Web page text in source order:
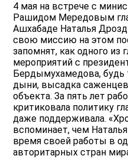
4 мая на встрече с
Рашидом Мередовым
Ашхабаде Наталья
свою миссию на этом
запомнят, как одного из
мероприятий с
Бердымухамедова,
дыни, высадка
объекта. За пять лет
критиковала политику
даже поддерживала.
вспоминает, чем
время своей работы в
авторитарных стран